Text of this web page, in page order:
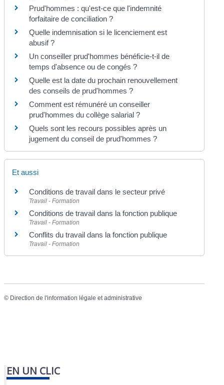
Prud'hommes : qu'est-ce que l'indemnité
forfaitaire de conciliation ?
Quelle indemnisation si le licenciement est
abusif ?
Un conseiller prud'hommes bénéficie-t-il de
temps d'absence ou de congés ?
Quelle est la date du prochain renouvellement
des conseils de prud'hommes ?
Comment est rémunéré un conseiller
prud'hommes du collège salarial ?
Quels sont les recours possibles après un
jugement du conseil de prud'hommes ?
Et aussi
Conditions de travail dans le secteur privé
Travail - Formation
Conditions de travail dans la fonction publique
Travail - Formation
Conflits du travail dans la fonction publique
Travail - Formation
© Direction de l'information légale et administrative
EN UN CLIC